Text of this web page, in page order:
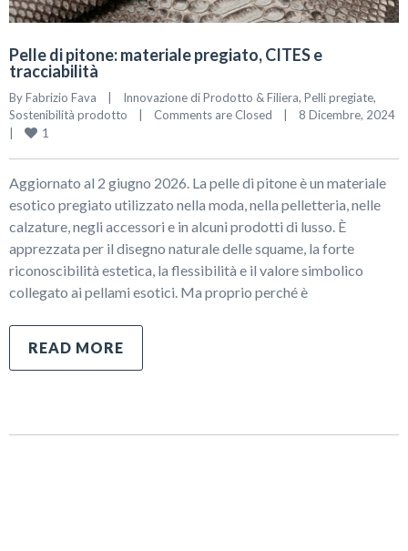
Pelle di pitone: materiale pregiato, CITES e
tracciabilità
By Fabrizio Fava | Innovazione di Prodotto & Filiera, Pelli pregiate
Sostenibilità prodotto
| Comments are Closed |
|
1
Aggiornato al 2 giugno 2026. La pelle di pitone è un materiale
esotico pregiato utilizzato nella moda, nella pelletteria, nelle
calzature, negli accessori e in alcuni prodotti di lusso. È
apprezzata per il disegno naturale delle squame, la forte
riconoscibilità estetica, la flessibilità e il valore simbolico
collegato ai pellami esotici. Ma proprio perché è
READ MORE